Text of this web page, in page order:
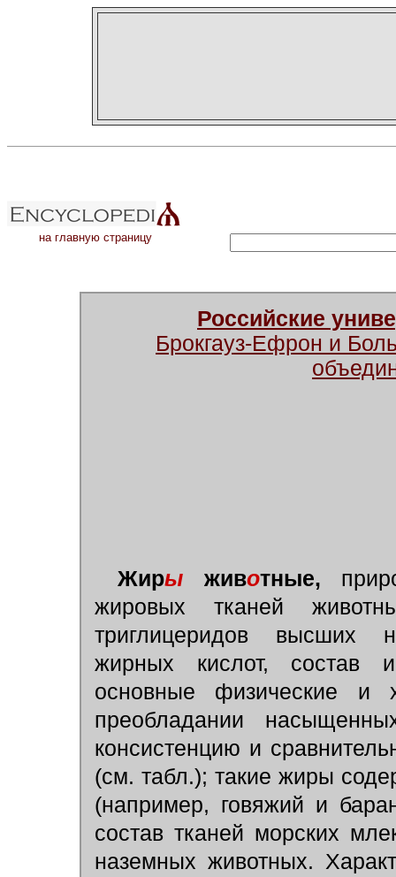
на главную страницу
Российские
Брокгауз-Ефрон и
Жиры животные,
жировых тканей
триглицеридов высших
жирных кислот, состав
основные физические
преобладании
консистенцию и
(см. табл.); такие жиры
(например, говяжий и
состав тканей морских
наземных животных.